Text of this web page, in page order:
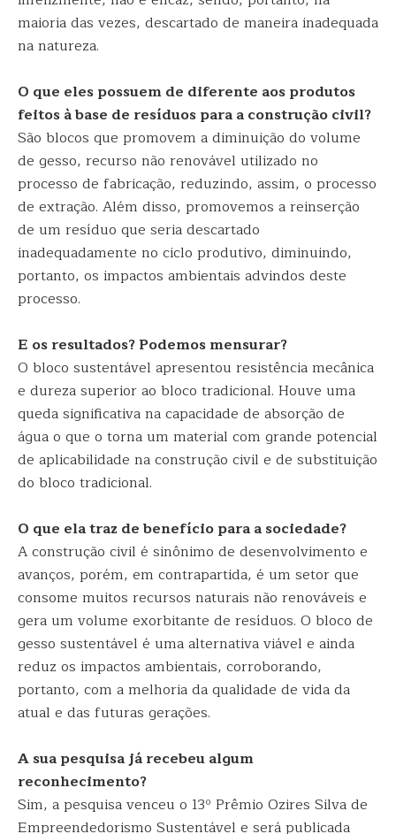
maioria das vezes, descartado de maneira inadequada
na natureza.
O que eles possuem de diferente aos produtos
feitos à base de resíduos para a construção civil?
São blocos que promovem a diminuição do volume
de gesso, recurso não renovável utilizado no
processo de fabricação, reduzindo, assim, o processo
de extração. Além disso, promovemos a reinserção
de um resíduo que seria descartado
inadequadamente no ciclo produtivo, diminuindo,
portanto, os impactos ambientais advindos deste
processo.
E os resultados? Podemos mensurar?
O bloco sustentável apresentou resistência mecânica
e dureza superior ao bloco tradicional. Houve uma
queda significativa na capacidade de absorção de
água o que o torna um material com grande potencial
de aplicabilidade na construção civil e de substituição
do bloco tradicional.
O que ela traz de benefício para a sociedade?
A construção civil é sinônimo de desenvolvimento e
avanços, porém, em contrapartida, é um setor que
consome muitos recursos naturais não renováveis e
gera um volume exorbitante de resíduos. O bloco de
gesso sustentável é uma alternativa viável e ainda
reduz os impactos ambientais, corroborando,
portanto, com a melhoria da qualidade de vida da
atual e das futuras gerações.
A sua pesquisa já recebeu algum
reconhecimento?
Sim, a pesquisa venceu o 13º Prêmio Ozires Silva de
Empreendedorismo Sustentável e será publicada